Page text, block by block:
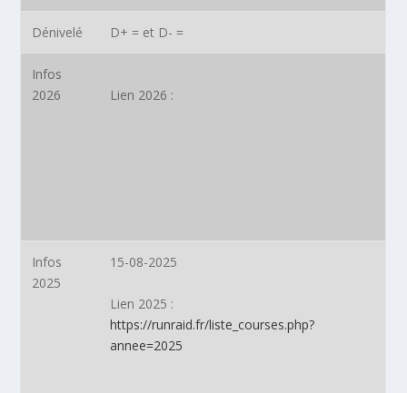
Dénivelé D+ = et D- =
Infos
2026
Lien 2026 :
Infos
2025
15-08-2025
Lien 2025 :
https://runraid.fr/liste_courses.php?
annee=2025